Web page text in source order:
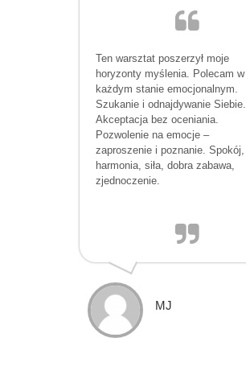
Ten warsztat poszerzył moje
horyzonty myślenia. Polecam w
każdym stanie emocjonalnym.
Szukanie i odnajdywanie Siebie.
Akceptacja bez oceniania.
Pozwolenie na emocje –
zaproszenie i poznanie. Spokój,
harmonia, siła, dobra zabawa,
zjednoczenie.
MJ